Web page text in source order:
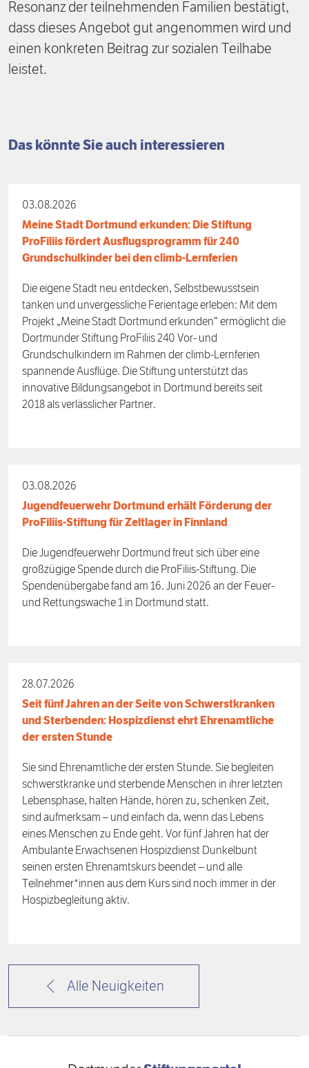
Resonanz der teilnehmenden Familien bestätigt,
dass dieses Angebot gut angenommen wird und
einen konkreten Beitrag zur sozialen Teilhabe
leistet.
Das könnte Sie auch interessieren
03.08.2026
Meine Stadt Dortmund erkunden: Die Stiftung
ProFiliis fördert Ausflugsprogramm für 240
Grundschulkinder bei den climb-Lernferien
Die eigene Stadt neu entdecken, Selbstbewusstsein
tanken und unvergessliche Ferientage erleben: Mit dem
Projekt „Meine Stadt Dortmund erkunden“ ermöglicht die
Dortmunder Stiftung ProFiliis 240 Vor- und
Grundschulkindern im Rahmen der climb-Lernferien
spannende Ausflüge. Die Stiftung unterstützt das
innovative Bildungsangebot in Dortmund bereits seit
2018 als verlässlicher Partner.
03.08.2026
Jugendfeuerwehr Dortmund erhält Förderung der
ProFiliis-Stiftung für Zeltlager in Finnland
Die Jugendfeuerwehr Dortmund freut sich über eine
großzügige Spende durch die ProFiliis-Stiftung. Die
Spendenübergabe fand am 16. Juni 2026 an der Feuer-
und Rettungswache 1 in Dortmund statt.
28.07.2026
Seit fünf Jahren an der Seite von Schwerstkranken
und Sterbenden: Hospizdienst ehrt Ehrenamtliche
der ersten Stunde
Sie sind Ehrenamtliche der ersten Stunde. Sie begleiten
schwerstkranke und sterbende Menschen in ihrer letzten
Lebensphase, halten Hände, hören zu, schenken Zeit,
sind aufmerksam – und einfach da, wenn das Lebens
eines Menschen zu Ende geht. Vor fünf Jahren hat der
Ambulante Erwachsenen Hospizdienst Dunkelbunt
seinen ersten Ehrenamtskurs beendet – und alle
Teilnehmer*innen aus dem Kurs sind noch immer in der
Hospizbegleitung aktiv.
Alle Neuigkeiten